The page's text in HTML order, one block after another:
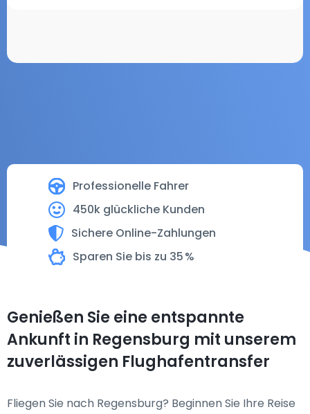
Professionelle Fahrer
450k glückliche Kunden
Sichere Online-Zahlungen
Sparen Sie bis zu 35 %
Genießen Sie eine entspannte
Ankunft in Regensburg mit unserem
zuverlässigen Flughafentransfer
Fliegen Sie nach Regensburg? Beginnen Sie Ihre Reise